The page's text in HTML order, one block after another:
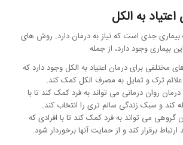
به الکل
جدی است که نیاز به درمان دارد. روش های
بیماری وجود دارد، از جمله:
مختلفی برای درمان اعتیاد به الکل وجود دارد که
ترک و تمایل به مصرف الکل کمک کند.
روان درمانی می تواند به فرد کمک کند تا با
کند و سبک زندگی سالم تری را انتخاب کند.
گروهی می تواند به فرد کمک کند تا با افرادی که
برقرار کند و از حمایت آنها برخوردار شود.